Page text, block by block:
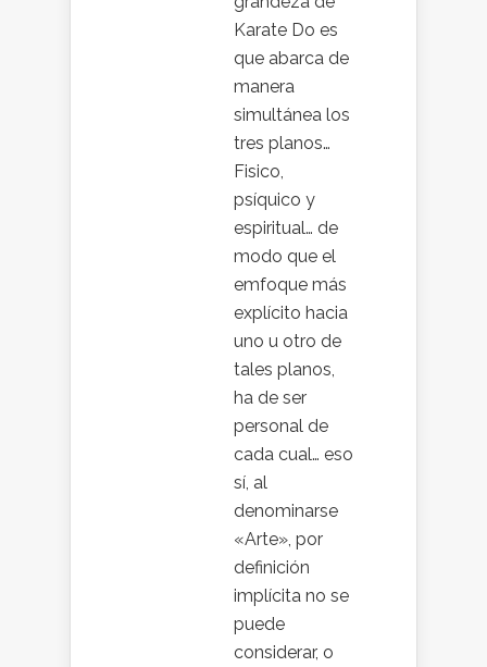
Karate Do es
que abarca de
manera
simultánea los
tres planos…
Fisico,
psíquico y
espiritual… de
modo que el
emfoque más
explícito hacia
uno u otro de
tales planos,
ha de ser
personal de
cada cual… eso
sí, al
denominarse
«Arte», por
definición
implícita no se
puede
considerar, o